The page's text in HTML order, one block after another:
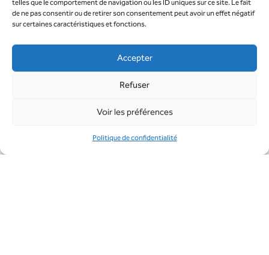
telles que le comportement de navigation ou les ID uniques sur ce site. Le fait
de ne pas consentir ou de retirer son consentement peut avoir un effet négatif
sur certaines caractéristiques et fonctions.
Accepter
Refuser
Voir les préférences
Politique de confidentialité